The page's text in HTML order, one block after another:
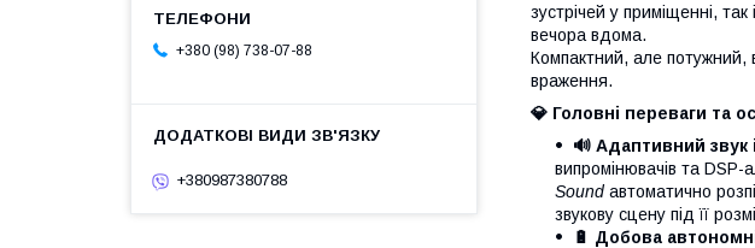
зустрічей у приміщенні,
вечора вдома.
Компактний, але потужний,
враження.
💎 Головні переваги та
🔊 Адаптивний звук
випромінювачів та DSP-
Sound автоматично
звукову сцену під її
🔋 Добова
+380 (98) 738-07-88
+380987380788